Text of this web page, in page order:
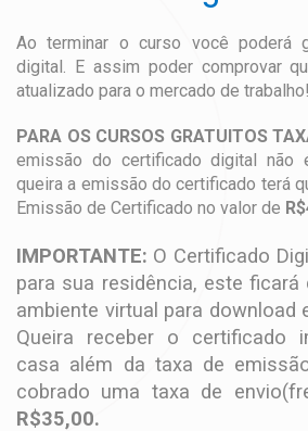
Ao terminar o curso você poderá
digital. E assim poder comprovar
atualizado para o mercado de trabalho!
PARA OS CURSOS GRATUITOS
emissão do certificado digital não
queira a emissão do certificado terá
Emissão de Certificado no valor de
IMPORTANTE: O Certificado
para sua residência, este ficará
ambiente virtual para download
Queira receber o certificado
casa além da taxa de
cobrado uma taxa de
R$35,00.